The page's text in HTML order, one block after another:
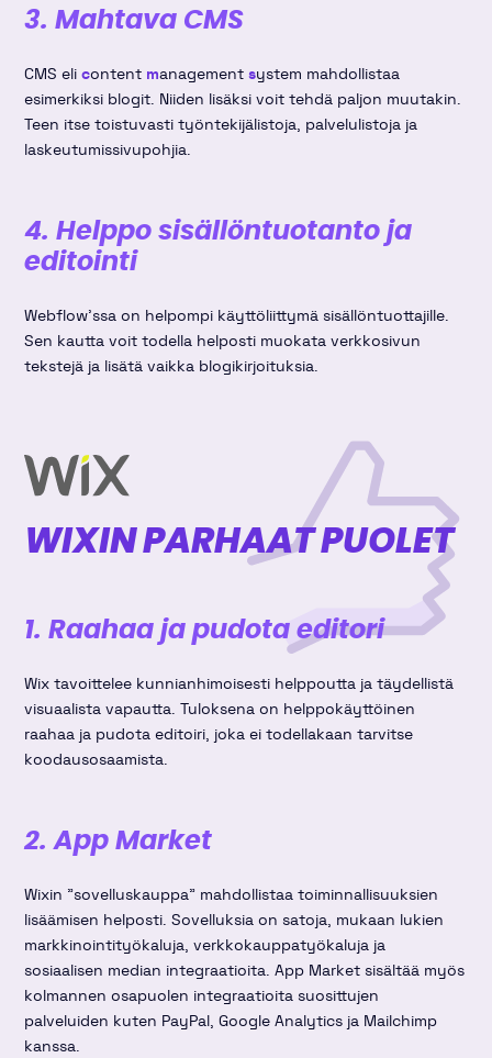
3. Mahtava CMS
CMS elicontent managementsystem mahdollistaa
esimerkiksi blogit. Niiden lisäksi voit tehdä paljon muutakin.
Teen itse toistuvasti työntekijälistoja, palvelulistoja ja
laskeutumissivupohjia.
4. Helppo sisällöntuotanto ja
editointi
Webflow'ssa on helpompi käyttöliittymä sisällöntuottajille.
Sen kautta voit todella helposti muokata verkkosivun
tekstejä ja lisätä vaikka blogikirjoituksia.
WIXIN PARHAAT PUOLET
1. Raahaa ja pudota editori
Wix tavoittelee kunnianhimoisesti helppoutta ja täydellistä
visuaalista vapautta. Tuloksena on helppokäyttöinen
raahaa ja pudota editoiri, joka ei todellakaan tarvitse
koodausosaamista.
2. App Market
Wixin "sovelluskauppa" mahdollistaa toiminnallisuuksien
lisäämisen helposti. Sovelluksia on satoja, mukaan lukien
markkinointityökaluja, verkkokauppatyökaluja ja
sosiaalisen median integraatioita. App Market sisältää myös
kolmannen osapuolen integraatioita suosittujen
palveluiden kuten PayPal, Google Analytics ja Mailchimp
kanssa.